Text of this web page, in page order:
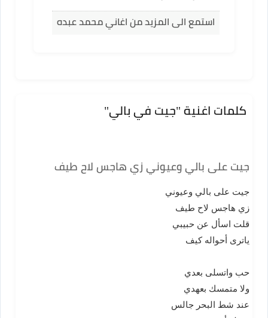
استمع الى المزيد من اغاني محمد عبده
كلمات اغنية "جيت في بالي"
جيت على بالي وعيوني زي هاجس لاح طيف
جيت على بالي وعيوني
زي هاجس لاح طيف
قلت اسأل عن حبيبي
ياترى أحواله كيف
حب واتسلى بعدي
ولا متمسك بعهدي
عند شط البحر جالس